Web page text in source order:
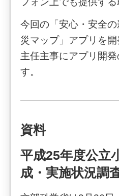
今回の「安心・安全
災マップ」アプリを
主任主事にアプリ開
す。
資料
平成25年度公立
成・実施状況調